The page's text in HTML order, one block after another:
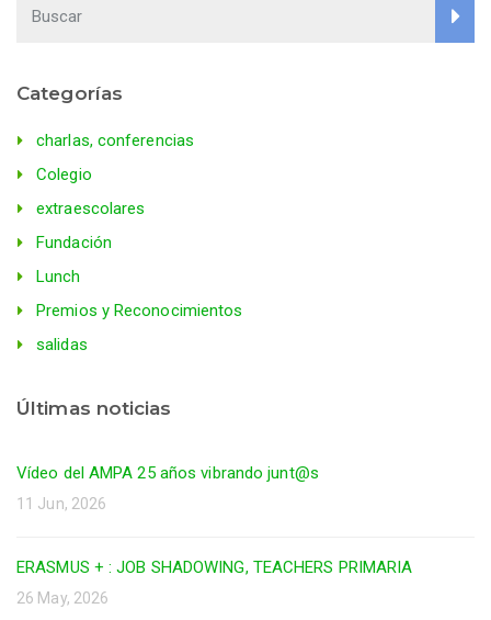
Categorías
charlas, conferencias
Colegio
extraescolares
Fundación
Lunch
Premios y Reconocimientos
salidas
Últimas noticias
Vídeo del AMPA 25 años vibrando junt@s
11 Jun, 2026
ERASMUS + : JOB SHADOWING, TEACHERS PRIMARIA
26 May, 2026